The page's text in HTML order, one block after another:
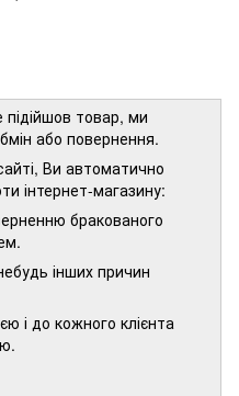
товар, ми
або повернення.
Ви автоматично
інтернет-магазину:
бракованого
інших причин
і до кожного клієнта